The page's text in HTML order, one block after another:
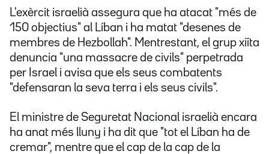
L'exèrcit israelià assegura que ha atacat "més de
150 objectius" al Líban i ha matat "desenes de
membres de Hezbollah". Mentrestant, el grup xiïta
denuncia "una massacre de civils" perpetrada
per Israel i avisa que els seus combatents
"defensaran la seva terra i els seus civils".
El ministre de Seguretat Nacional israelià encara
ha anat més lluny i ha dit que "tot el Líban ha de
cremar", mentre que el cap de la cap de la